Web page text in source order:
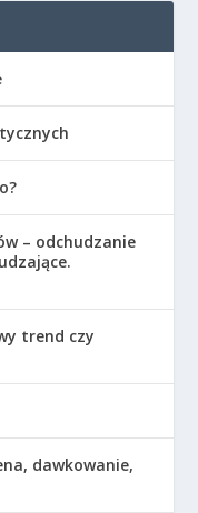
– odchudzanie
trend czy
dawkowanie,